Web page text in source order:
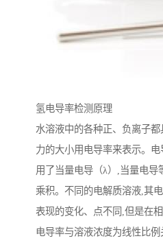
氢电导率检测原理
水溶液中的各种正、负离子
力的大小用电导率来表示。电
用了当量电导（λ）,当量电导
乘积。不同的电解质溶液,其
表现的变化、点不同,但是在
电导率与溶液浓度为线性比例